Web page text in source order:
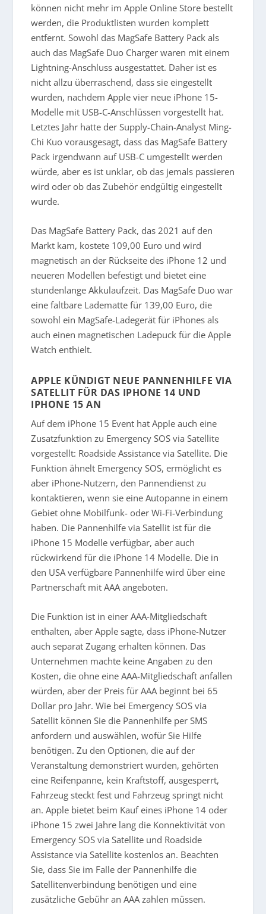
können nicht mehr im Apple Online Store bestellt
werden, die Produktlisten wurden komplett
entfernt. Sowohl das MagSafe Battery Pack als
auch das MagSafe Duo Charger waren mit einem
Lightning-Anschluss ausgestattet. Daher ist es
nicht allzu überraschend, dass sie eingestellt
wurden, nachdem Apple vier neue iPhone 15-
Modelle mit USB-C-Anschlüssen vorgestellt hat.
Letztes Jahr hatte der Supply-Chain-Analyst Ming-
Chi Kuo vorausgesagt, dass das MagSafe Battery
Pack irgendwann auf USB-C umgestellt werden
würde, aber es ist unklar, ob das jemals passieren
wird oder ob das Zubehör endgültig eingestellt
wurde.
Das MagSafe Battery Pack, das 2021 auf den
Markt kam, kostete 109,00 Euro und wird
magnetisch an der Rückseite des iPhone 12 und
neueren Modellen befestigt und bietet eine
stundenlange Akkulaufzeit. Das MagSafe Duo war
eine faltbare Ladematte für 139,00 Euro, die
sowohl ein MagSafe-Ladegerät für iPhones als
auch einen magnetischen Ladepuck für die Apple
Watch enthielt.
APPLE KÜNDIGT NEUE PANNENHILFE VIA
SATELLIT FÜR DAS IPHONE 14 UND
IPHONE 15 AN
Auf dem iPhone 15 Event hat Apple auch eine
Zusatzfunktion zu Emergency SOS via Satellite
vorgestellt: Roadside Assistance via Satellite. Die
Funktion ähnelt Emergency SOS, ermöglicht es
aber iPhone-Nutzern, den Pannendienst zu
kontaktieren, wenn sie eine Autopanne in einem
Gebiet ohne Mobilfunk- oder Wi-Fi-Verbindung
haben. Die Pannenhilfe via Satellit ist für die
iPhone 15 Modelle verfügbar, aber auch
rückwirkend für die iPhone 14 Modelle. Die in
den USA verfügbare Pannenhilfe wird über eine
Partnerschaft mit AAA angeboten.
Die Funktion ist in einer AAA-Mitgliedschaft
enthalten, aber Apple sagte, dass iPhone-Nutzer
auch separat Zugang erhalten können. Das
Unternehmen machte keine Angaben zu den
Kosten, die ohne eine AAA-Mitgliedschaft anfallen
würden, aber der Preis für AAA beginnt bei 65
Dollar pro Jahr. Wie bei Emergency SOS via
Satellit können Sie die Pannenhilfe per SMS
anfordern und auswählen, wofür Sie Hilfe
benötigen. Zu den Optionen, die auf der
Veranstaltung demonstriert wurden, gehörten
eine Reifenpanne, kein Kraftstoff, ausgesperrt,
Fahrzeug steckt fest und Fahrzeug springt nicht
an. Apple bietet beim Kauf eines iPhone 14 oder
iPhone 15 zwei Jahre lang die Konnektivität von
Emergency SOS via Satellite und Roadside
Assistance via Satellite kostenlos an. Beachten
Sie, dass Sie im Falle der Pannenhilfe die
Satellitenverbindung benötigen und eine
zusätzliche Gebühr an AAA zahlen müssen.